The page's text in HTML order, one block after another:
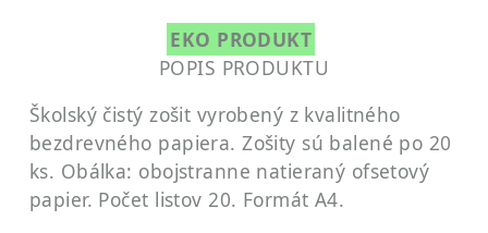
EKO PRODUKT
POPIS PRODUKTU
Školský čistý zošit vyrobený z kvalitného
bezdrevného papiera. Zošity sú balené po 20
ks. Obálka: obojstranne natieraný ofsetový
papier. Počet listov 20. Formát A4.